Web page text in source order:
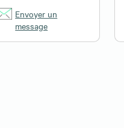
Envoyer un
message